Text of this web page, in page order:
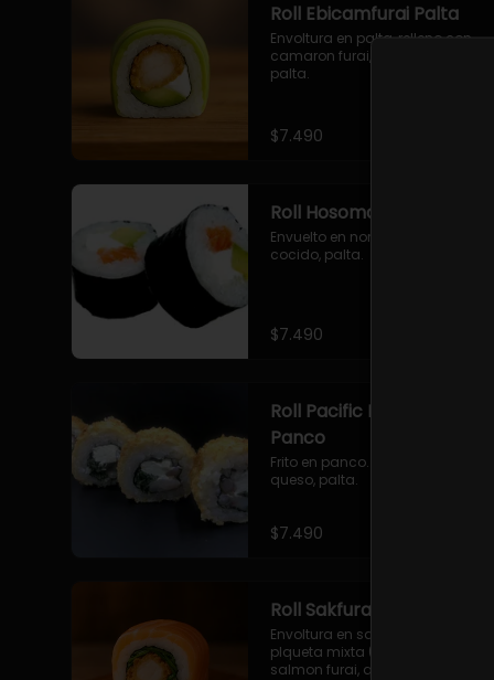
Roll Ebicamfurai Palta
Envoltura en palta, relleno con
camaron furai, queso crema,
palta.
$7.490
Roll Hosomaki Camaron
Envuelto en nori. Camaron
cocido, palta.
$7.490
Roll Pacific Furai en
Panco
Frito en panco. Camaron furai,
queso, palta.
$7.490
Roll Sakfurai en Salmon
Envoltura en salmon fresco o
plqueta mixta (salmon-palta),
salmon furai, queso crema,